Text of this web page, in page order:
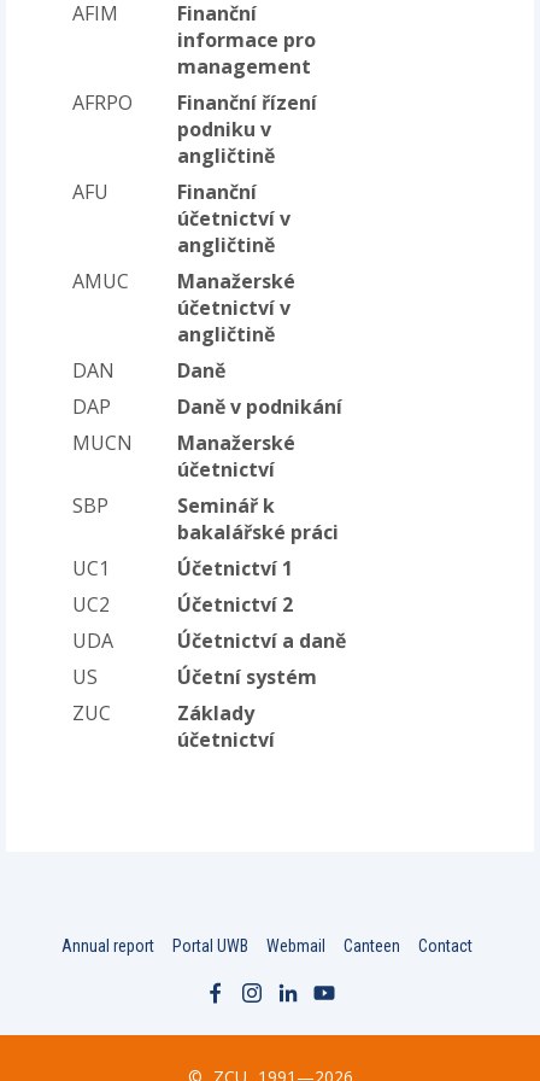
AFIM
Finanční
informace pro
management
AFRPO
Finanční řízení
podniku v
angličtině
AFU
Finanční
účetnictví v
angličtině
AMUC
Manažerské
účetnictví v
angličtině
DAN
Daně
DAP
Daně v podnikání
MUCN
Manažerské
účetnictví
SBP
Seminář k
bakalářské práci
UC1
Účetnictví 1
UC2
Účetnictví 2
UDA
Účetnictví a daně
US
Účetní systém
ZUC
Základy
účetnictví
Annual report Portal UWB Webmail Canteen Contact